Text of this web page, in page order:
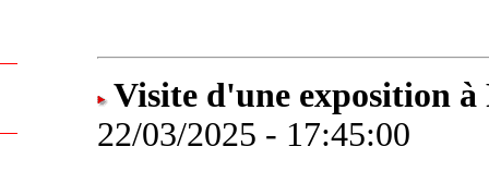
Visite d'une exposition à
22/03/2025 - 17:45:00